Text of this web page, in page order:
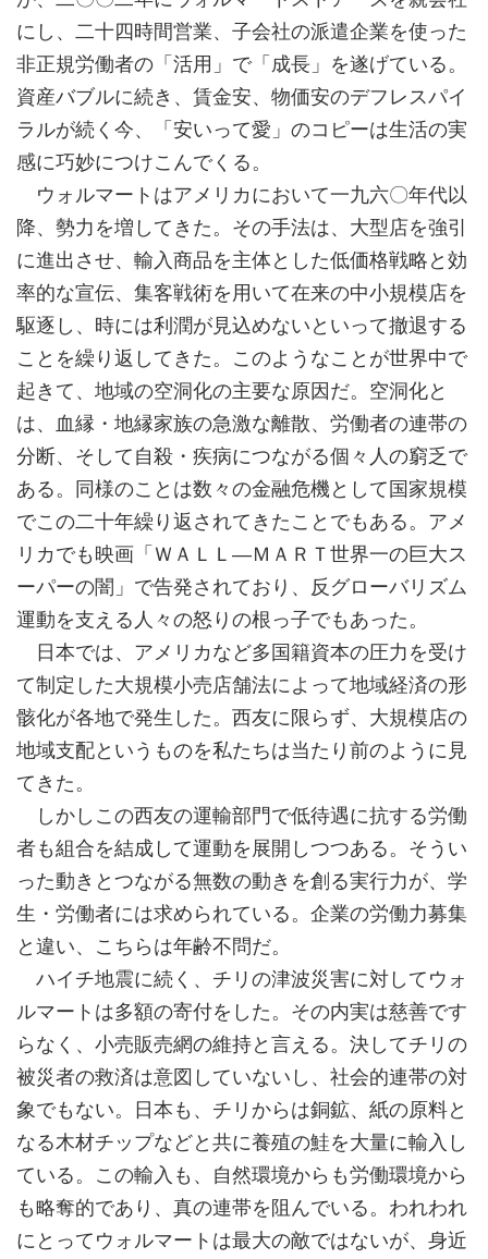
にし、二十四時間営業、子会社の派遣企業を使った
非正規労働者の「活用」で「成長」を遂げている。
資産バブルに続き、賃金安、物価安のデフレスパイ
ラルが続く今、「安いって愛」のコピーは生活の実
感に巧妙につけこんでくる。
ウォルマートはアメリカにおいて一九六〇年代以
降、勢力を増してきた。その手法は、大型店を強引
に進出させ、輸入商品を主体とした低価格戦略と効
率的な宣伝、集客戦術を用いて在来の中小規模店を
駆逐し、時には利潤が見込めないといって撤退する
ことを繰り返してきた。このようなことが世界中で
起きて、地域の空洞化の主要な原因だ。空洞化と
は、血縁・地縁家族の急激な離散、労働者の連帯の
分断、そして自殺・疾病につながる個々人の窮乏で
ある。同様のことは数々の金融危機として国家規模
でこの二十年繰り返されてきたことでもある。アメ
リカでも映画「ＷＡＬＬ―ＭＡＲＴ世界一の巨大ス
ーパーの闇」で告発されており、反グローバリズム
運動を支える人々の怒りの根っ子でもあった。
日本では、アメリカなど多国籍資本の圧力を受け
て制定した大規模小売店舗法によって地域経済の形
骸化が各地で発生した。西友に限らず、大規模店の
地域支配というものを私たちは当たり前のように見
てきた。
しかしこの西友の運輸部門で低待遇に抗する労働
者も組合を結成して運動を展開しつつある。そうい
った動きとつながる無数の動きを創る実行力が、学
生・労働者には求められている。企業の労働力募集
と違い、こちらは年齢不問だ。
ハイチ地震に続く、チリの津波災害に対してウォ
ルマートは多額の寄付をした。その内実は慈善です
らなく、小売販売網の維持と言える。決してチリの
被災者の救済は意図していないし、社会的連帯の対
象でもない。日本も、チリからは銅鉱、紙の原料と
なる木材チップなどと共に養殖の鮭を大量に輸入し
ている。この輸入も、自然環境からも労働環境から
も略奪的であり、真の連帯を阻んでいる。われわれ
にとってウォルマートは最大の敵ではないが、身近